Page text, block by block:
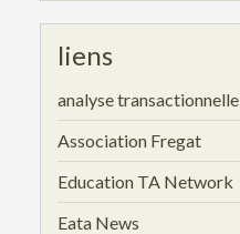
liens
analyse transactionnelle
Association Fregat
Education TA Network
Eata News